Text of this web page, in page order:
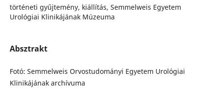
történeti gyűjtemény, kiállítás, Semmelweis Egyetem
Urológiai Klinikájának Múzeuma
Absztrakt
Fotó: Semmelweis Orvostudományi Egyetem Urológiai
Klinikájának archívuma